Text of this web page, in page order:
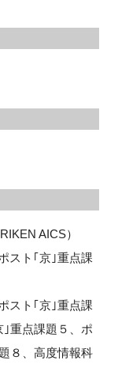
AICS）
スト｢京｣重点課
スト｢京｣重点課
重点課題５、ポ
８、高度情報科